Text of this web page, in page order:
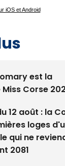
est la
Corse
12 août : la
loges
qui ne
2081